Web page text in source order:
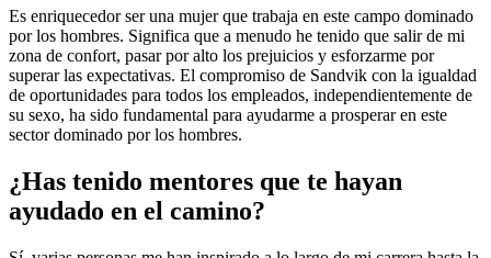
Es enriquecedor ser una mujer que trabaja en este campo dominado
por los hombres. Significa que a menudo he tenido que salir de mi
zona de confort, pasar por alto los prejuicios y esforzarme por
superar las expectativas. El compromiso de Sandvik con la igualdad
de oportunidades para todos los empleados, independientemente de
su sexo, ha sido fundamental para ayudarme a prosperar en este
sector dominado por los hombres.
¿Has tenido mentores que te hayan
ayudado en el camino?